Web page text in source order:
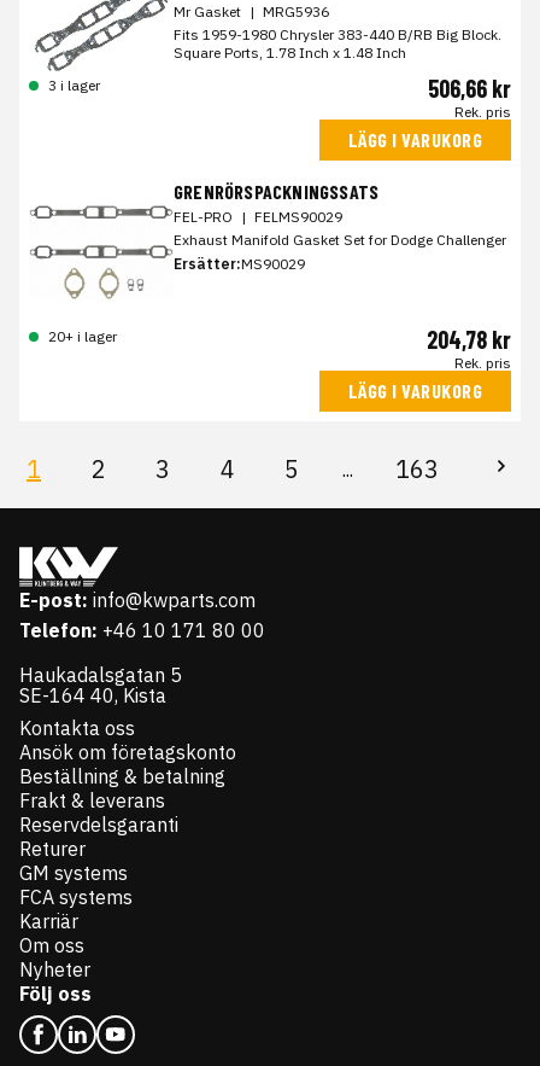
Mr Gasket | MRG5936
Fits 1959-1980 Chrysler 383-440 B/RB Big Block.
Square Ports, 1.78 Inch x 1.48 Inch
3 i lager
506,66 kr
Rek. pris
LÄGG I VARUKORG
GRENRÖRSPACKNINGSSATS
FEL-PRO | FELMS90029
Exhaust Manifold Gasket Set for Dodge Challenger
Ersätter:MS90029
20+ i lager 204,78 kr
Rek. pris
LÄGG I VARUKORG
1 2 3 4 5 ... 163
E-post: info@kwparts.com
Telefon: +46 10 171 80 00
Haukadalsgatan 5
SE-164 40, Kista
Kontakta oss
Ansök om företagskonto
Beställning & betalning
Frakt & leverans
Reservdelsgaranti
Returer
GM systems
FCA systems
Karriär
Om oss
Nyheter
Följ oss